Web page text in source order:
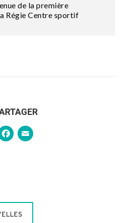
de la première
Régie Centre sportif
Facebook